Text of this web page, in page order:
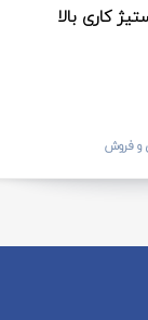
کاری بالا
و فروش